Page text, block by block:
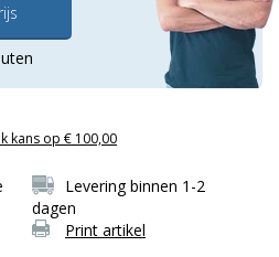
kans op € 100,00
Levering binnen 1-2
dagen
Print artikel